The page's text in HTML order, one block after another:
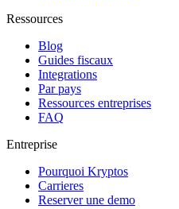
Ressources
Blog
Guides fiscaux
Integrations
Par pays
Ressources entreprises
FAQ
Entreprise
Pourquoi Kryptos
Carrieres
Reserver une demo